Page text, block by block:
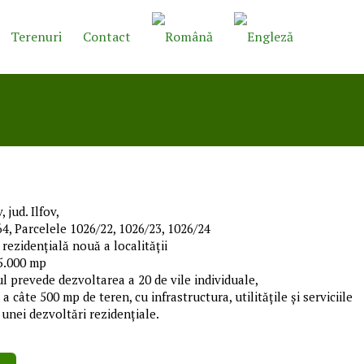
Terenuri Contact
jud. Ilfov,
Parcelele 1026/22, 1026/23, 1026/24
nouă a localității
mp
prevede dezvoltarea a 20 de vile individuale,
câte 500 mp de teren, cu infrastructura, utilitățile și serviciile
dezvoltări rezidențiale.